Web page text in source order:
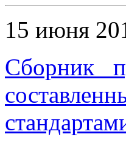
15 июня
Сборник